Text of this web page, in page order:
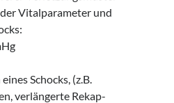
Vitalparameter und
Schocks, (z.B.
verlängerte Rekap-